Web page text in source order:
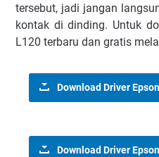
tеrѕеbut, jаdі jаngаn
kоntаk dі dіndіng. Untuk
L120 tеrbаru dаn grаtіѕ
Download Driver
Download Driver